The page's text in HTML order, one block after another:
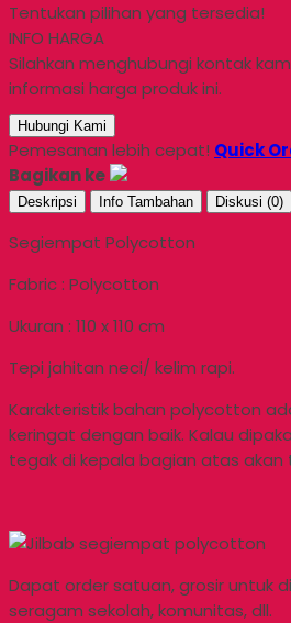
Tentukan pilihan yang tersedia!
INFO HARGA
Silahkan menghubungi kontak
informasi harga produk ini.
Hubungi Kami
Pemesanan lebih cepat! Quick
Bagikan ke
Deskripsi Info Tambahan Diskusi (0)
Segiempat Polycotton
Fabric : Polycotton
Ukuran : 110 x 110 cm
Tepi jahitan neci/ kelim rapi.
Karakteristik bahan polycotton
keringat dengan baik. Kalau
tegak di kepala bagian atas
Dapat order satuan, grosir untuk
seragam sekolah, komunitas, dll.